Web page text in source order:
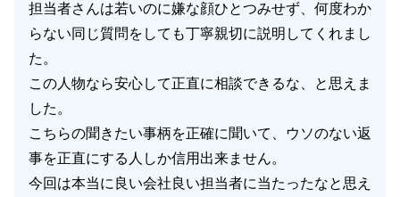
担当者さんは若いのに嫌な顔ひとつみせず、何度わか
らない同じ質問をしても丁寧親切に説明してくれまし
た。
この人物なら安心して正直に相談できるな、と思えま
した。
こちらの聞きたい事柄を正確に聞いて、ウソのない返
事を正直にする人しか信用出来ません。
今回は本当に良い会社良い担当者に当たったなと思え